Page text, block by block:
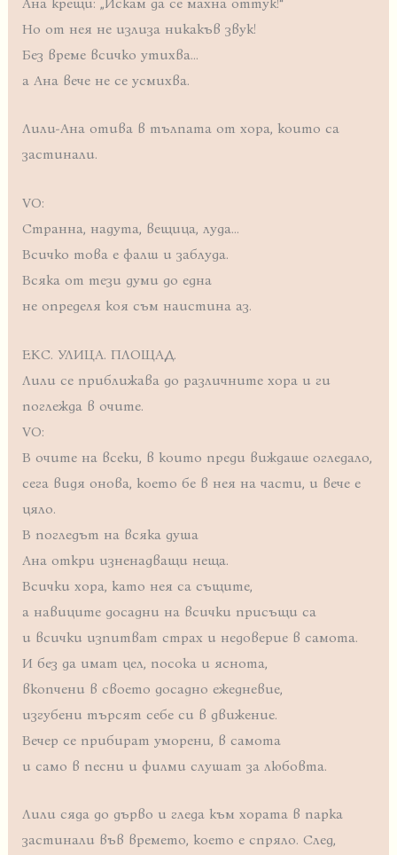
Но от нея не излиза никакъв звук!
Без време всичко утихва…
а Ана вече не се усмихва.
Лили-Ана отива в тълпата от хора, които са
застинали.
VO:
Странна, надута, вещица, луда…
Всичко това е фалш и заблуда.
Всяка от тези думи до една
не определя коя съм наистина аз.
ЕКС. УЛИЦА. ПЛОЩАД.
Лили се приближава до различните хора и ги
поглежда в очите.
VO:
В очите на всеки, в които преди виждаше огледало,
сега видя онова, което бе в нея на части, и вече е
цяло.
В погледът на всяка душа
Ана откри изненадващи неща.
Всички хора, като нея са същите,
а навиците досадни на всички присъщи са
и всички изпитват страх и недоверие в самота.
И без да имат цел, посока и яснота,
вкопчени в своето досадно ежедневие,
изгубени търсят себе си в движение.
Вечер се прибират уморени, в самота
и само в песни и филми слушат за любовта.
Лили сяда до дърво и гледа към хората в парка
застинали във времето, което е спряло. След,